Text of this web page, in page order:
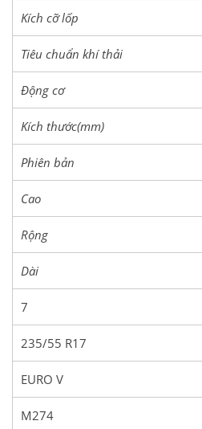
Phiên bản
Kích thước(mm)
Động cơ
Tiêu chuẩn khí thải
Kích cỡ lốp
Dài
Rộng
Cao
M274
EURO V
235/55 R17
7